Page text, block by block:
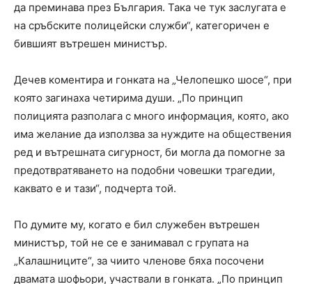
да преминава през България. Така че тук заслугата е
на сръбските полицейски служби“, категоричен е
бившият вътрешен министър.
Дечев коментира и гонката на „Челопешко шосе“, при
която загинаха четирима души. „По принцип
полицията разполага с много информация, която, ако
има желание да използва за нуждите на обществения
ред и вътрешната сигурност, би могла да помогне за
предотвратяването на подобни човешки трагедии,
каквато е и тази“, подчерта той.
По думите му, когато е бил служебен вътрешен
министър, той не се е занимавал с групата на
„Калашниците“, за чиито членове бяха посочени
двамата шофьори, участвали в гонката. „По принцип